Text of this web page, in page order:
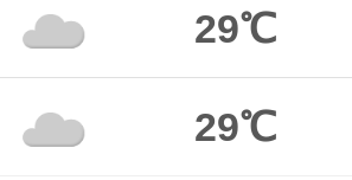
29℃
29℃